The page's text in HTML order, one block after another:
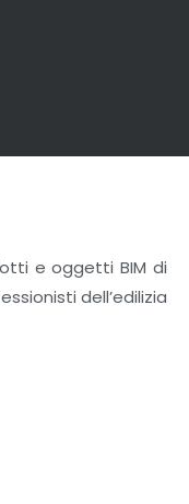
e oggetti BIM di
dell’edilizia